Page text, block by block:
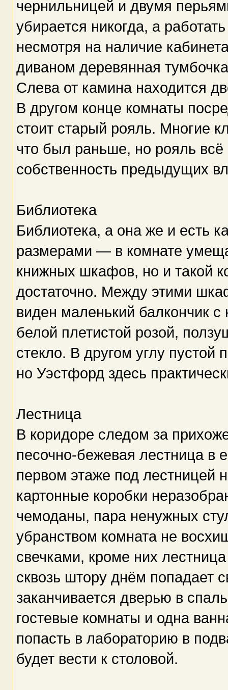
чернильницей и двумя
убирается никогда, а
несмотря на наличие
диваном деревянная
Слева от камина находится
В другом конце комнаты
стоит старый рояль. Многие
что был раньше, но рояль
собственность предыдущих
Библиотека
Библиотека, а она же и есть
размерами — в комнате
книжных шкафов, но и такой
достаточно. Между этими
виден маленький балкончик
белой плетистой розой,
стекло. В другом углу пустой
но Уэстфорд здесь
Лестница
В коридоре следом за
песочно-бежевая лестница
первом этаже под лестницей
картонные коробки
чемоданы, пара ненужных
убранством комната не
свечками, кроме них
сквозь штору днём попадает
заканчивается дверью в
гостевые комнаты и одна
попасть в лабораторию в
будет вести к столовой.